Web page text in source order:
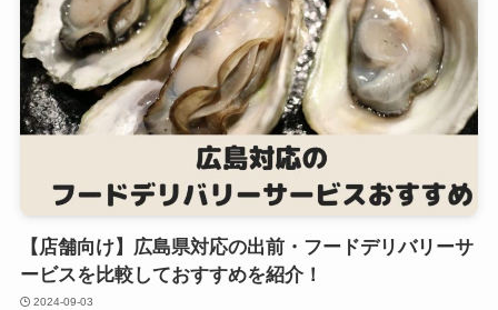
【店舗向け】広島県対応の出前・フードデリバリーサ
ービスを比較しておすすめを紹介！
2024-09-03